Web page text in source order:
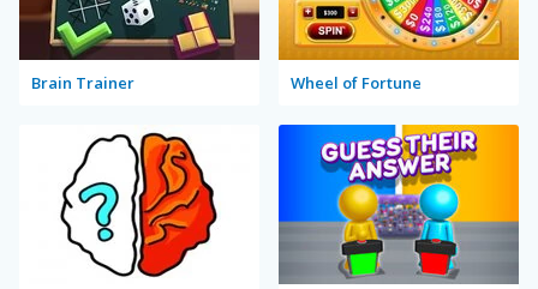
Brain Trainer Wheel of Fortune